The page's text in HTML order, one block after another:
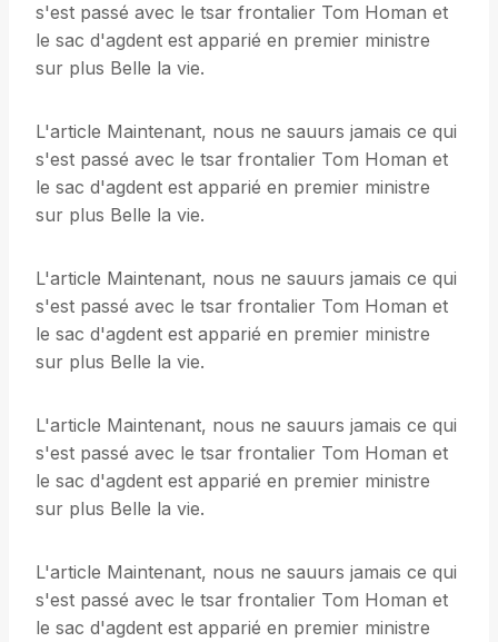
s'est passé avec le tsar frontalier Tom Homan et
le sac d'agdent est apparié en premier ministre
sur plus Belle la vie.
L'article Maintenant, nous ne sauurs jamais ce qui
s'est passé avec le tsar frontalier Tom Homan et
le sac d'agdent est apparié en premier ministre
sur plus Belle la vie.
L'article Maintenant, nous ne sauurs jamais ce qui
s'est passé avec le tsar frontalier Tom Homan et
le sac d'agdent est apparié en premier ministre
sur plus Belle la vie.
L'article Maintenant, nous ne sauurs jamais ce qui
s'est passé avec le tsar frontalier Tom Homan et
le sac d'agdent est apparié en premier ministre
sur plus Belle la vie.
L'article Maintenant, nous ne sauurs jamais ce qui
s'est passé avec le tsar frontalier Tom Homan et
le sac d'agdent est apparié en premier ministre